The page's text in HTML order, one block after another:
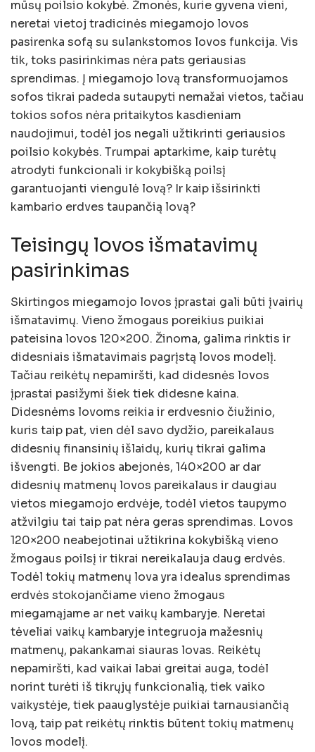
mūsų poilsio kokybė. Žmonės, kurie gyvena vieni,
neretai vietoj tradicinės miegamojo lovos
pasirenka sofą su sulankstomos lovos funkcija. Vis
tik, toks pasirinkimas nėra pats geriausias
sprendimas. Į miegamojo lovą transformuojamos
sofos tikrai padeda sutaupyti nemažai vietos, tačiau
tokios sofos nėra pritaikytos kasdieniam
naudojimui, todėl jos negali užtikrinti geriausios
poilsio kokybės. Trumpai aptarkime, kaip turėtų
atrodyti funkcionali ir kokybišką poilsį
garantuojanti viengulė lovą? Ir kaip išsirinkti
kambario erdves taupančią lovą?
Teisingų lovos išmatavimų
pasirinkimas
Skirtingos miegamojo lovos įprastai gali būti įvairių
išmatavimų. Vieno žmogaus poreikius puikiai
pateisina lovos 120×200. Žinoma, galima rinktis ir
didesniais išmatavimais pagrįstą lovos modelį.
Tačiau reikėtų nepamiršti, kad didesnės lovos
įprastai pasižymi šiek tiek didesne kaina.
Didesnėms lovoms reikia ir erdvesnio čiužinio,
kuris taip pat, vien dėl savo dydžio, pareikalaus
didesnių finansinių išlaidų, kurių tikrai galima
išvengti. Be jokios abejonės, 140×200 ar dar
didesnių matmenų lovos pareikalaus ir daugiau
vietos miegamojo erdvėje, todėl vietos taupymo
atžvilgiu tai taip pat nėra geras sprendimas. Lovos
120×200 neabejotinai užtikrina kokybišką vieno
žmogaus poilsį ir tikrai nereikalauja daug erdvės.
Todėl tokių matmenų lova yra idealus sprendimas
erdvės stokojančiame vieno žmogaus
miegamąjame ar net vaikų kambaryje. Neretai
tėveliai vaikų kambaryje integruoja mažesnių
matmenų, pakankamai siauras lovas. Reikėtų
nepamiršti, kad vaikai labai greitai auga, todėl
norint turėti iš tikrųjų funkcionalią, tiek vaiko
vaikystėje, tiek paauglystėje puikiai tarnausiančią
lovą, taip pat reikėtų rinktis būtent tokių matmenų
lovos modelį.